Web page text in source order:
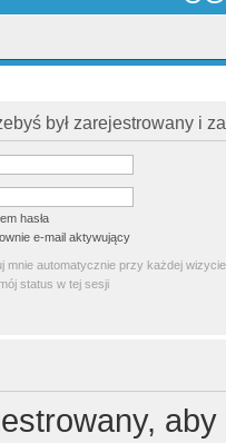
był zarejestrowany i
hasła
e-mail aktywujący
mnie automatycznie przy każdej wizycie
status w tej sesji